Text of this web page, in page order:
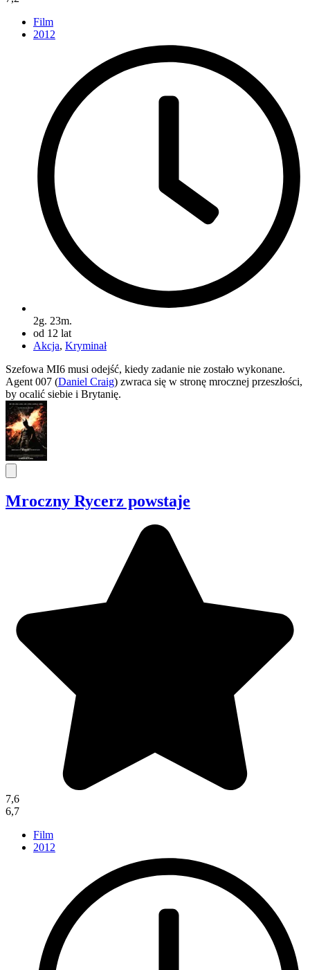
Film
2012
2g. 23m.
od 12 lat
Akcja, Kryminał
Szefowa MI6 musi odejść, kiedy zadanie nie zostało wykonane.
Agent 007 (Daniel Craig) zwraca się w stronę mrocznej przeszłości,
by ocalić siebie i Brytanię.
Mroczny Rycerz powstaje
7,6
6,7
Film
2012